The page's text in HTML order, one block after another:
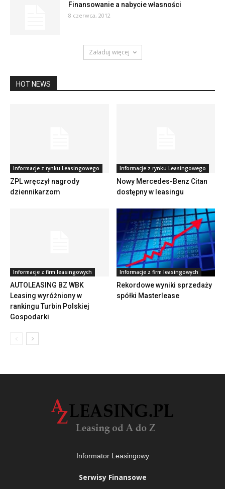
Finansowanie a nabycie własności
8 czerwca, 2012
Załaduj więcej
HOT NEWS
Informacje z rynku Leasingowego
ZPL wręczył nagrody
dziennikarzom
Informacje z rynku Leasingowego
Nowy Mercedes-Benz Citan
dostępny w leasingu
Informacje z firm leasingowych
AUTOLEASING BZ WBK
Leasing wyróżniony w
rankingu Turbin Polskiej
Gospodarki
Informacje z firm leasingowych
Rekordowe wyniki sprzedaży
spółki Masterlease
Informator Leasingowy
Serwisy Finansowe